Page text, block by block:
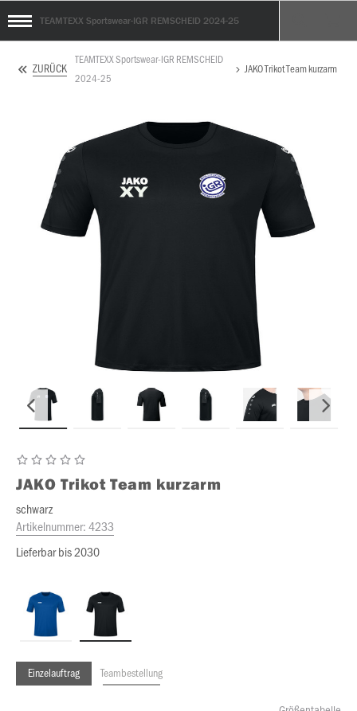
TEAMTEXX Sportswear-IGR REMSCHEID 2024-25
ZURÜCK
TEAMTEXX Sportswear-IGR REMSCHEID
2024-25
JAKO Trikot Team kurzarm
JAKO Trikot Team kurzarm
schwarz
Artikelnummer:4233
Lieferbar bis 2030
Einzelauftrag Teambestellung